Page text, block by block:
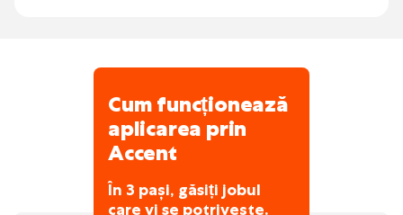
Cum funcționează
aplicarea prin
Accent
În 3 pași, găsiți jobul
care vi se potrivește.